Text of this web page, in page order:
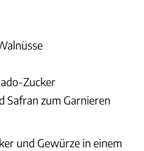
Zucker
Safran zum Garnieren
und Gewürze in einem